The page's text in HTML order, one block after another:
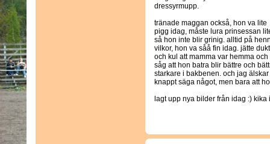
dressyrmupp.
tränade maggan också, hon va lite
pigg idag, måste lura prinsessan
så hon inte blir grinig. alltid på
vilkor, hon va såå fin idag. jätte
och kul att mamma var hemma och
såg att hon batra blir bättre och
starkare i bakbenen. och jag
knappt säga något, men bara att
lagt upp nya bilder från idag :) kika